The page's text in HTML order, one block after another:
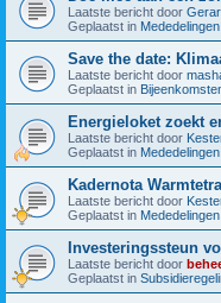
Laatste bericht door
Geplaatst in Mededelingen
Save the date:
Laatste bericht door
Geplaatst in
Energieloket zoekt
Laatste bericht door
Geplaatst in Mededelingen
Kadernota
Laatste bericht door
Geplaatst in Mededelingen
Investeringssteun
Laatste bericht door
Geplaatst in